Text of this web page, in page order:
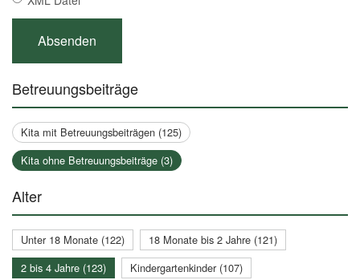
Betreuungsbeiträge
Kita mit Betreuungsbeiträgen (125)
Kita ohne Betreuungsbeiträge (3)
Alter
Unter 18 Monate (122)
18 Monate bis 2 Jahre (121)
2 bis 4 Jahre (123)
Kindergartenkinder (107)